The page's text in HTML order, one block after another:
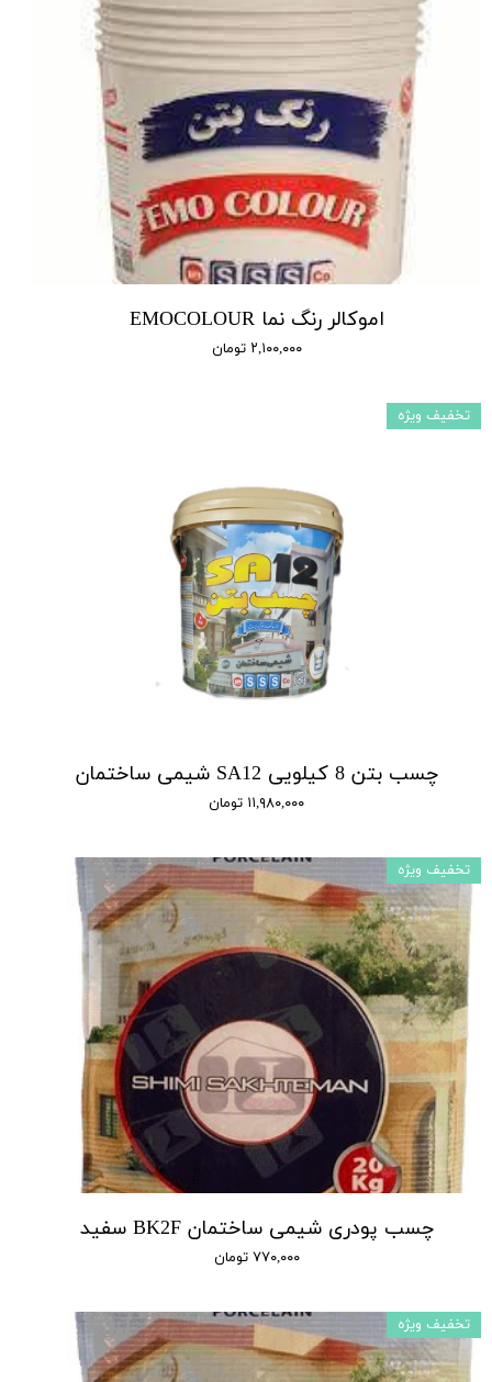
اموکالر رنگ نما EMOCOLOUR
۲,۱۰۰,۰۰۰ تومان
چسب بتن 8 کیلویی SA12 شیمی ساختمان
۱۱,۹۸۰,۰۰۰ تومان
تخفیف ویژه
چسب پودری شیمی ساختمان BK2F سفید
۷۷۰,۰۰۰ تومان
تخفیف ویژه
تخفیف ویژه